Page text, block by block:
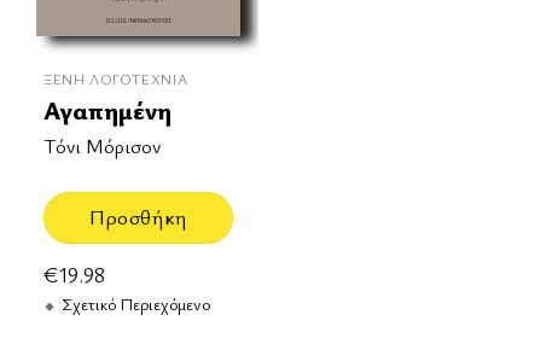
ΞΈΝΗ ΛΟΓΟΤΕΧΝΊΑ
Αγαπημένη
Τόνι Μόρισον
Προσθήκη
€19.98
Σχετικό Περιεχόμενο